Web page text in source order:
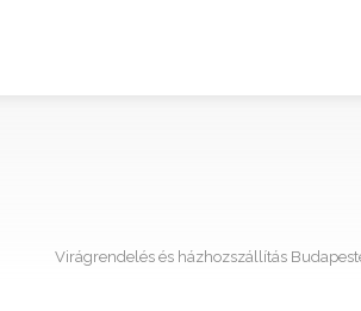
Virágrendelés és házhozszállítás